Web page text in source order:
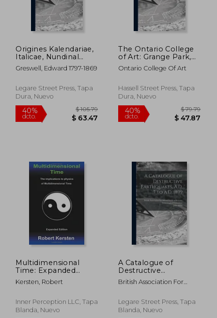
45% 40%
40%
dcto.
40%
dcto.
Origines Kalendariae,
Italicae, Nundinal
Calendars of Ancient
Italy, Nundinal
Calendar of Numa
Pompilius Calendar
Inglés)
Greswell, Edward 1797-1869
Legare Street Press, Tapa
Dura, Nuevo
The Ontario College
of Art: Grange Park,
Toronto: Prospectus
for Session 1929-1930
Ontario College Of Art
Hassell Street Press, Tapa
Dura, Nuevo
Multidimensional
Time: Expanded
Edition: The
implications to
Multidimensional
Time (en Inglés)
Kersten, Robert
Inner Perception LLC, Tapa
Blanda, Nuevo
A Catalogue of
Destructive
Earthquakes, A.D. 7 to
A.D. 1899 (en Inglés)
British Association For
John 1850-1913
Legare Street Press, Tapa
Blanda, Nuevo